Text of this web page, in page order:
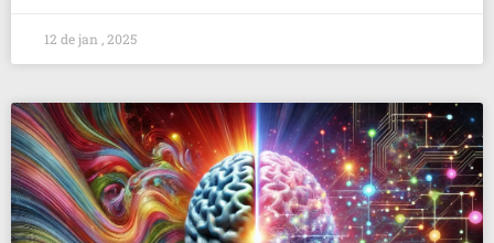
12 de jan , 2025